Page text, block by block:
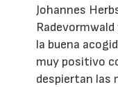
Johannes
la buena
muy positivo
despiertan las